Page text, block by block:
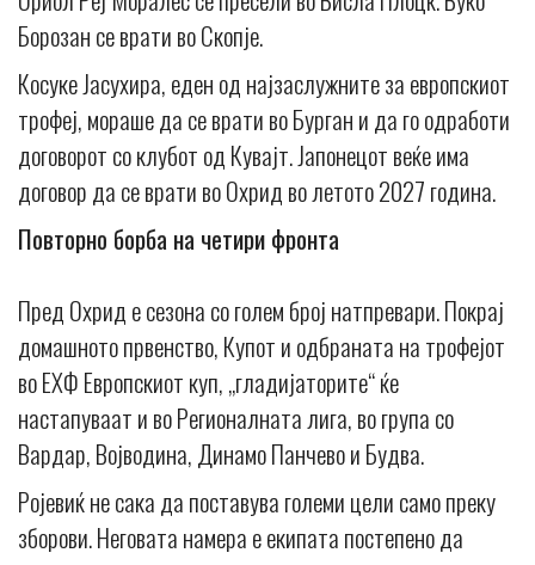
Борозан се врати во Скопје.
Косуке Јасухира, еден од најзаслужните за европскиот
трофеј, мораше да се врати во Бурган и да го одработи
договорот со клубот од Кувајт. Јапонецот веќе има
договор да се врати во Охрид во летото 2027 година.
Повторно борба на четири фронта
Пред Охрид е сезона со голем број натпревари. Покрај
домашното првенство, Купот и одбраната на трофејот
во ЕХФ Европскиот куп, „гладијаторите“ ќе
настапуваат и во Регионалната лига, во група со
Вардар, Војводина, Динамо Панчево и Будва.
Ројевиќ не сака да поставува големи цели само преку
зборови. Неговата намера е екипата постепено да